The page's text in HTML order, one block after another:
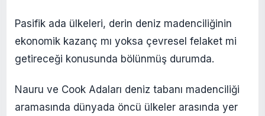
Pasifik ada ülkeleri, derin deniz madenciliğinin
ekonomik kazanç mı yoksa çevresel felaket mi
getireceği konusunda bölünmüş durumda.
Nauru ve Cook Adaları deniz tabanı madenciliği
aramasında dünyada öncü ülkeler arasında yer